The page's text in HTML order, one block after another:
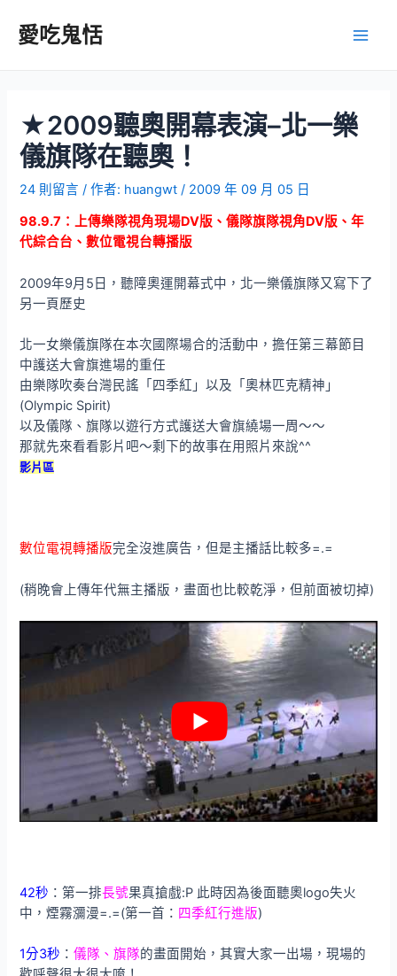
愛吃鬼恬
★2009聽奧開幕表演–北一樂
儀旗隊在聽奧！
24 則留言 / 作者: huangwt/ 2009 年 09 月 05 日
98.9.7：上傳樂隊視角現場DV版、儀隊旗隊視角DV版、年
代綜合台、數位電視台轉播版
2009年9月5日，聽障奧運開幕式中，北一樂儀旗隊又寫下了
另一頁歷史
北一女樂儀旗隊在本次國際場合的活動中，擔任第三幕節目
中護送大會旗進場的重任
由樂隊吹奏台灣民謠「四季紅」以及「奧林匹克精神」
(Olympic Spirit)
以及儀隊、旗隊以遊行方式護送大會旗繞場一周～～
那就先來看看影片吧～剩下的故事在用照片來說^^
影片區
數位電視轉播版完全沒進廣告，但是主播話比較多=.=
(稍晚會上傳年代無主播版，畫面也比較乾淨，但前面被切掉)
42秒 ：第一排長號果真搶戲:P 此時因為後面聽奧logo失火
中，煙霧瀰漫=.=(第一首： 四季紅行進版)
1分3秒 ：儀隊、旗隊的畫面開始，其實大家一出場，現場的